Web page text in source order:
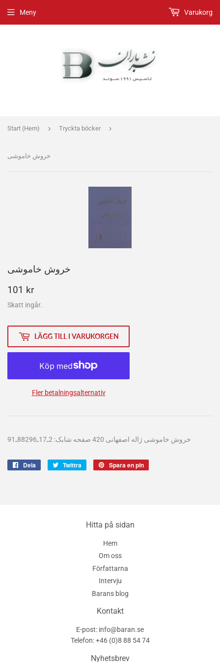
Meny Varukorg
Start (Hem) › Tryckta böcker ›
خروش خاموشی
خروش خاموشی
101 kr101
kr
Skatt ingår.
LÄGG TILL I VARUKORGEN
Fler betalningsalternativ
خروش خاموشی ژاله اصفهانی 420 صفحه شابک: 2ـ17ـ88296ـ91
Dela
Dela
Twittra
Twittra
Spara en pin
Hitta på sidan
Hem
Om oss
Författarna
Intervju
Barans blog
Kontakt
E-post: info@baran.se
Telefon: +46 (0)8 88 54 74
Nyhetsbrev